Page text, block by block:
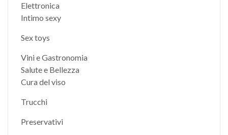
Elettronica
Intimo sexy
Sex toys
Vini e Gastronomia
Salute e Bellezza
Cura del viso
Trucchi
Preservativi